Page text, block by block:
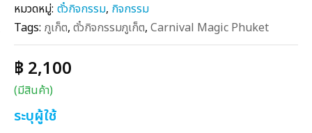
หมวดหมู่: ตั๋วกิจกรรม, กิจกรรม
Tags: ภูเก็ต, ตั๋วกิจกรรมภูเก็ต, Carnival Magic Phuket
฿ 2,100
(มีสินค้า)
ระบุผู้ใช้